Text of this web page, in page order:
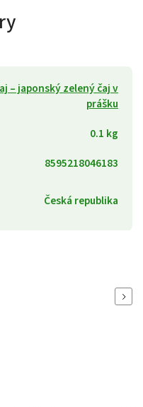
– japonský zelený čaj v
prášku
0.1 kg
8595218046183
Česká republika
Next